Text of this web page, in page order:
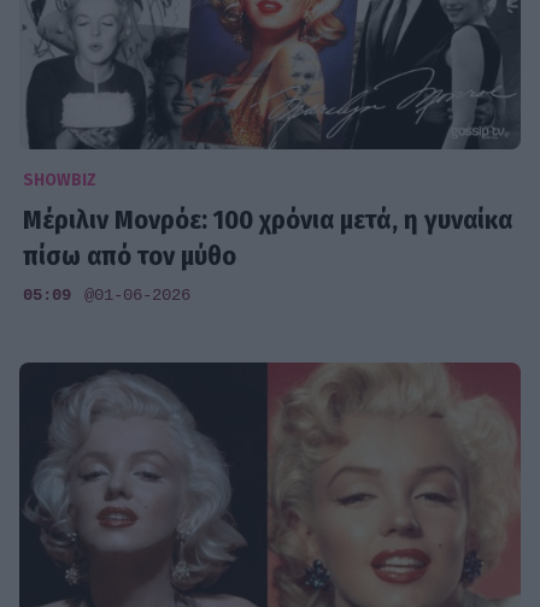
SHOWBIZ
Μέριλιν Μονρόε: 100 χρόνια μετά, η γυναίκα
πίσω από τον μύθο
05:09 @01-06-2026